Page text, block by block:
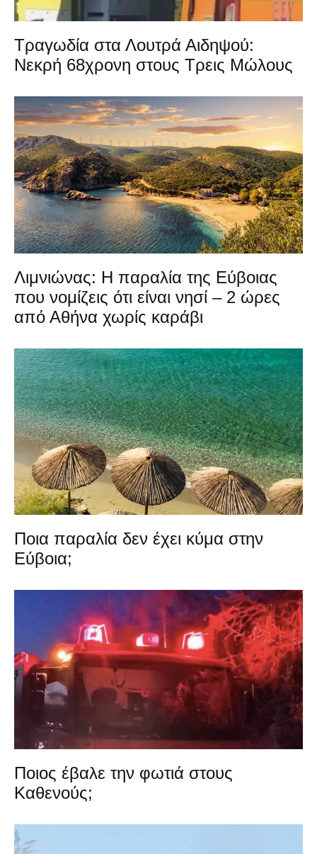
Τραγωδία στα Λουτρά Αιδηψού:
Νεκρή 68χρονη στους Τρεις Μώλους
Λιμνιώνας: Η παραλία της Εύβοιας
που νομίζεις ότι είναι νησί – 2 ώρες
από Αθήνα χωρίς καράβι
Ποια παραλία δεν έχει κύμα στην
Εύβοια;
Ποιος έβαλε την φωτιά στους
Καθενούς;